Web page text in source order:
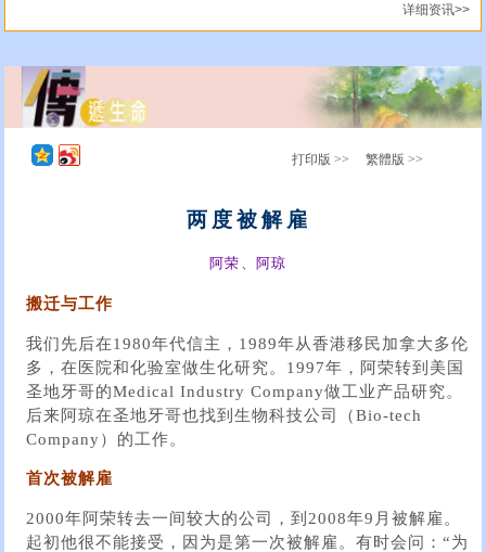
详细资讯>>
打印版 >> 繁體版 >>
两度被解雇
阿荣、阿琼
搬迁与工作
我们先后在1980年代信主，1989年从香港移民加拿大多伦
多，在医院和化验室做生化研究。1997年，阿荣转到美国
圣地牙哥的Medical Industry Company做工业产品研究。
后来阿琼在圣地牙哥也找到生物科技公司（Bio-tech
Company）的工作。
首次被解雇
2000年阿荣转去一间较大的公司，到2008年9月被解雇。
起初他很不能接受，因为是第一次被解雇。有时会问：“为